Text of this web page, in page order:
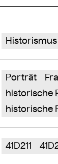
Historismus
Porträt
historische
historische
41D211